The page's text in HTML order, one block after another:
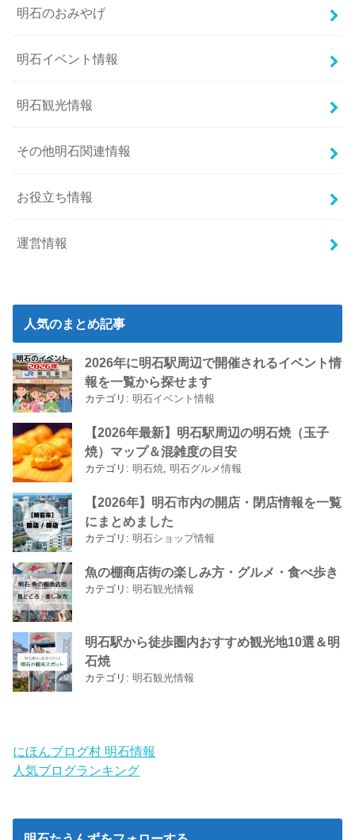
明石のおみやげ
明石イベント情報
明石観光情報
その他明石関連情報
お役立ち情報
運営情報
人気のまとめ記事
2026年に明石駅周辺で開催されるイベント情
報を一覧から探せます
カテゴリ:明石イベント情報
【2026年最新】明石駅周辺の明石焼（玉子
焼）マップ＆混雑度の目安
カテゴリ: 明石焼 明石グルメ情報
【2026年】明石市内の開店・閉店情報を一覧
にまとめました
カテゴリ:明石ショップ情報
魚の棚商店街の楽しみ方・グルメ・食べ歩き
カテゴリ:明石観光情報
明石駅から徒歩圏内おすすめ観光地10選＆明
石焼
カテゴリ:明石観光情報
にほんブログ村 明石情報
人気ブログランキング